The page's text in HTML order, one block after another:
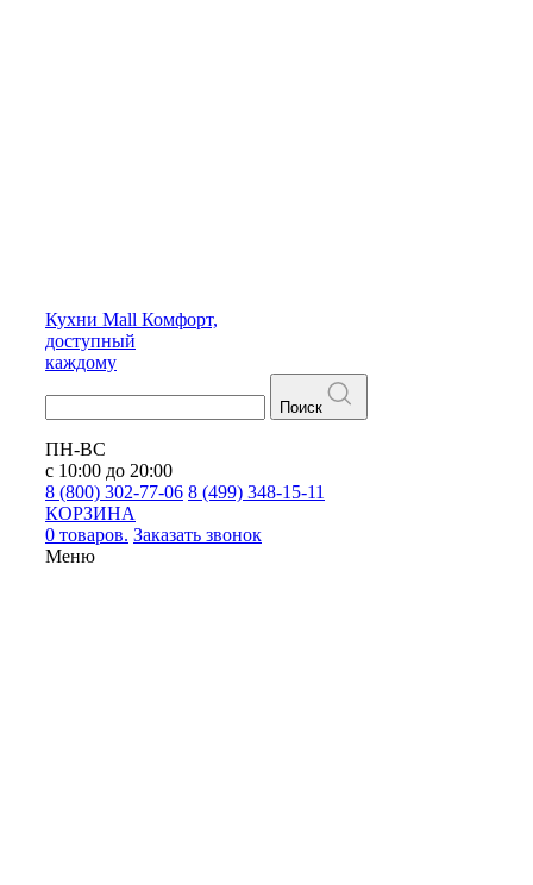
Кухни Mall Комфорт,
доступный
каждому
Поиск
ПН-ВС
с 10:00 до 20:00
8 (800) 302-77-06 8 (499) 348-15-11
КОРЗИНА
0 товаров. Заказать звонок
Меню